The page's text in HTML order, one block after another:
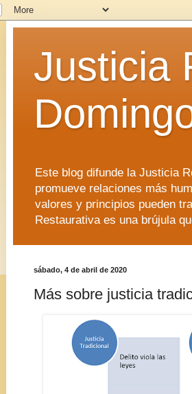
Justicia
Este blog difunde la Justicia
promueve relaciones más
valores y principios pueden
Restaurativa es una brújula
sábado, 4 de abril de 2020
Más sobre justicia